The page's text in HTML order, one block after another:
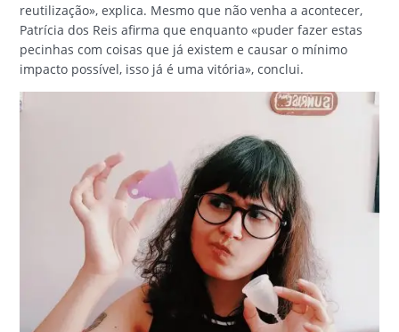
reutilização», explica. Mesmo que não venha a acontecer,
Patrícia dos Reis afirma que enquanto «puder fazer estas
pecinhas com coisas que já existem e causar o mínimo
impacto possível, isso já é uma vitória», conclui.